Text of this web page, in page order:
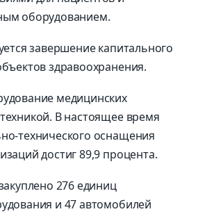
оборудованием.
завершение капитального
здравоохранения.
медицинских
В настоящее время
технического оснащения
достиг 89,9 процента.
276 единиц
и 47 автомобилей